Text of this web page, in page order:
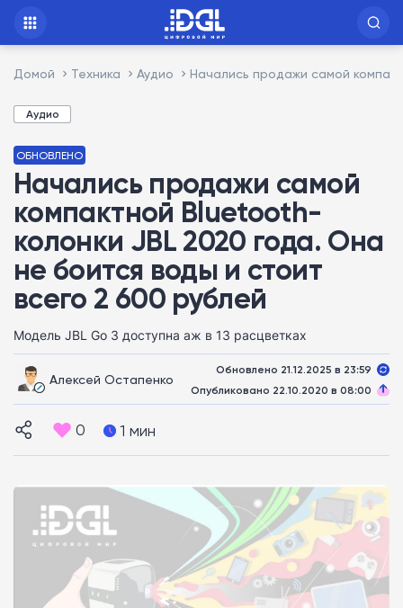
Домой Техника Аудио Начались продажи самой
Аудио
ОБНОВЛЕНО
Начались продажи самой
компактной Bluetooth-
колонки JBL 2020 года. Она
не боится воды и стоит
всего 2 600 рублей
Модель JBL Go 3 доступна аж в 13 расцветках
Алексей Остапенко
Обновлено 21.12.2025 в 23:59
Опубликовано 22.10.2020 в 08:00
0 1 мин